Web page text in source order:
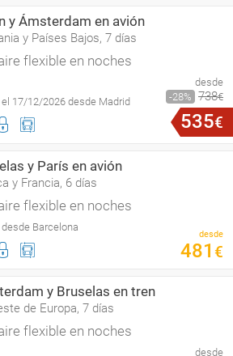
y Ámsterdam en avión
y Países Bajos, 7 días
flexible en noches
17/12/2026 desde Madrid
desde
28
738€
535€
y París en avión
y Francia, 6 días
flexible en noches
Barcelona
desde
481 €
y Bruselas en tren
de Europa, 7 días
flexible en noches
desde